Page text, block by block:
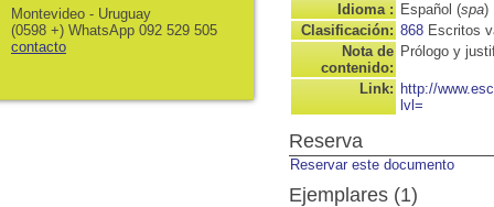
Idioma : Español (spa)
Clasificación: 868 Escritos
Nota de
contenido:
Prólogo y
Link: http://
lvl=
Reserva
Reservar este documento
Ejemplares (1)
Montevideo - Uruguay
(0598 +) WhatsApp 092 529 505
contacto